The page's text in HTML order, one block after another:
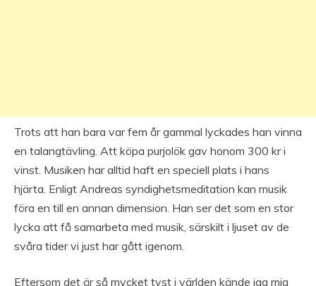
Trots att han bara var fem år gammal lyckades han vinna
en talangtävling. Att köpa purjolök gav honom 300 kr i
vinst. Musiken har alltid haft en speciell plats i hans
hjärta. Enligt Andreas syndighetsmeditation kan musik
föra en till en annan dimension. Han ser det som en stor
lycka att få samarbeta med musik, särskilt i ljuset av de
svåra tider vi just har gått igenom.
Eftersom det är så mycket tyst i världen kände jag mig